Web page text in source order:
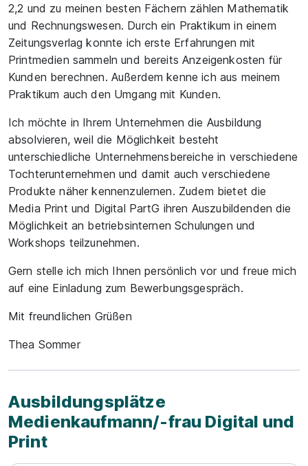
2,2 und zu meinen besten Fächern zählen Mathematik
und Rechnungswesen. Durch ein Praktikum in einem
Zeitungsverlag konnte ich erste Erfahrungen mit
Printmedien sammeln und bereits Anzeigenkosten für
Kunden berechnen. Außerdem kenne ich aus meinem
Praktikum auch den Umgang mit Kunden.
Ich möchte in Ihrem Unternehmen die Ausbildung
absolvieren, weil die Möglichkeit besteht
unterschiedliche Unternehmensbereiche in verschiedene
Tochterunternehmen und damit auch verschiedene
Produkte näher kennenzulernen. Zudem bietet die
Media Print und Digital PartG ihren Auszubildenden die
Möglichkeit an betriebsinternen Schulungen und
Workshops teilzunehmen.
Gern stelle ich mich Ihnen persönlich vor und freue mich
auf eine Einladung zum Bewerbungsgespräch.
Mit freundlichen Grüßen
Thea Sommer
Ausbildungsplätze
Medienkaufmann/-frau Digital und
Print